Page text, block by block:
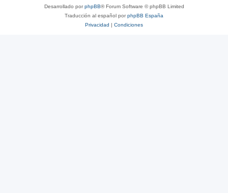
Desarrollado porphpBB® Forum Software © phpBB Limited
Traducción al español porphpBB España
Privacidad | Condiciones